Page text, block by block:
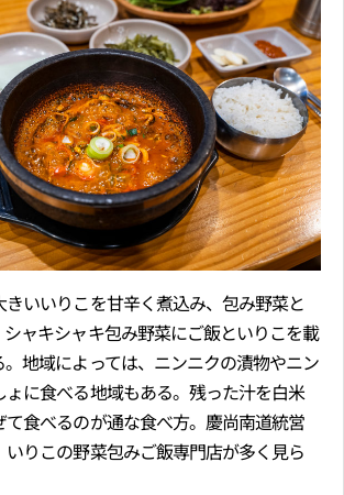
いいりこを甘辛く煮込み、包み野菜と
シャキシャキ包み野菜にご飯といりこを載
地域によっては、ニンニクの漬物やニン
ょに食べる地域もある。残った汁を白米
て食べるのが通な食べ方。慶尚南道統営
りこの野菜包みご飯専門店が多く見ら